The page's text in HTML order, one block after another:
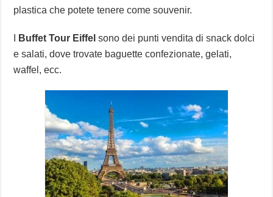
plastica che potete tenere come souvenir.
Buffet Tour Eiffel sono dei punti vendita di snack dolci
e salati, dove trovate baguette confezionate, gelati,
waffel, ecc.